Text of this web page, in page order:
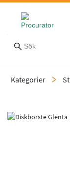
Kategorier
Slide 1 of 1